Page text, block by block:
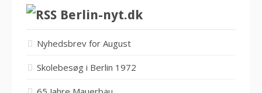
Berlin-nyt.dk
Nyhedsbrev for August
Skolebesøg i Berlin 1972